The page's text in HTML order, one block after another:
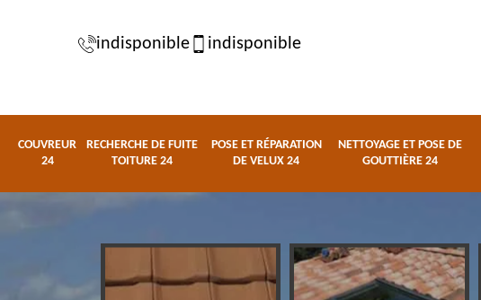
indisponible indisponible
COUVREUR
24
RECHERCHE DE FUITE
TOITURE 24
POSE ET RÉPARATION
DE VELUX 24
NETTOYAGE ET POSE DE
GOUTTIÈRE 24